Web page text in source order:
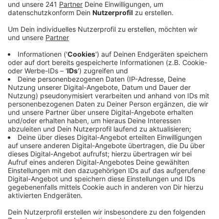
Veröffentlicht:Dienstag, 18.10.2022 10:23
Anzeige
Wer zum Beispiel in Leverkusen eine Wohnung kauft
und dann mit dem ÖPNV nach Köln pendelt, erlebt
fast 38 Jahre lang einen Preisvorteil. Damit belegt
Leverkusen im Ranking mit Abstand den Spitzenplatz.
Ein Umzug von Köln nach Bergisch Gladbach würde
sich laut Wohnatlas rein rechnerisch nur etwa 16 Jahre
lang lohnen. Pendler aus Rösrath würden rund 13 Jahre
profitieren, die ÖPNV Nutzer aus Leichlingen etwa 12
Jahre. Ein Umzug nach Wermelskirchen würde sich im
wäre der Kostenvorteil durch das Pendeln mit Bus und